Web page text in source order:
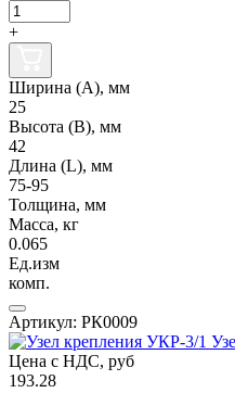
+
Ширина (А), мм
25
Высота (В), мм
42
Длина (L), мм
75-95
Толщина, мм
Масса, кг
0.065
Ед.изм
комп.
Артикул: РК0009
Цена с НДС, руб
193.28